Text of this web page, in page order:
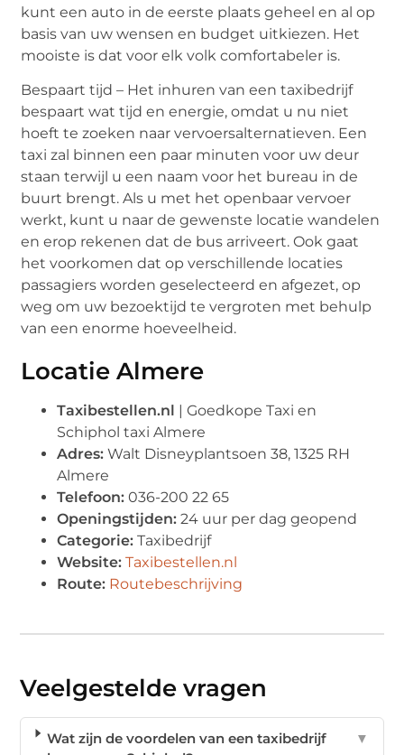
kunt een auto in de eerste plaats geheel en al op
basis van uw wensen en budget uitkiezen. Het
mooiste is dat voor elk volk comfortabeler is.
Bespaart tijd – Het inhuren van een taxibedrijf
bespaart wat tijd en energie, omdat u nu niet
hoeft te zoeken naar vervoersalternatieven. Een
taxi zal binnen een paar minuten voor uw deur
staan ​​terwijl u een naam voor het bureau in de
buurt brengt. Als u met het openbaar vervoer
werkt, kunt u naar de gewenste locatie wandelen
en erop rekenen dat de bus arriveert. Ook gaat
het voorkomen dat op verschillende locaties
passagiers worden geselecteerd en afgezet, op
weg om uw bezoektijd te vergroten met behulp
van een enorme hoeveelheid.
Locatie Almere
Taxibestellen.nl | Goedkope Taxi en
Schiphol taxi Almere
Adres: Walt Disneyplantsoen 38, 1325 RH
Almere
Telefoon: 036-200 22 65
Openingstijden: 24 uur per dag geopend
Categorie: Taxibedrijf
Website: Taxibestellen.nl
Route: Routebeschrijving
Veelgestelde vragen
Wat zijn de voordelen van een taxibedrijf
▼